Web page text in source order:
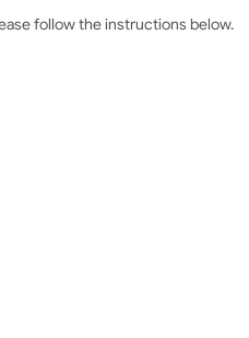
follow the instructions below.